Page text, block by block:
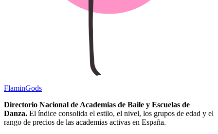
FlaminGods
Directorio Nacional de Academias de Baile y Escuelas de
Danza. El índice consolida el estilo, el nivel, los grupos de edad y el
rango de precios de las academias activas en España.